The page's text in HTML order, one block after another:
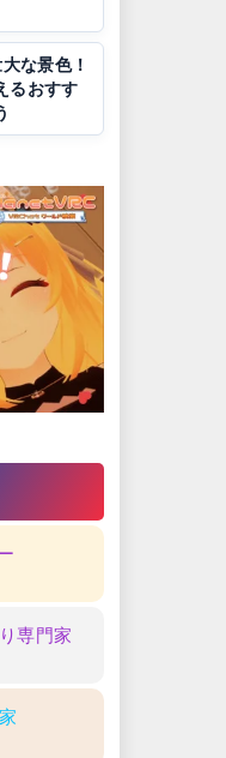
な景色！
るおすす
専門家